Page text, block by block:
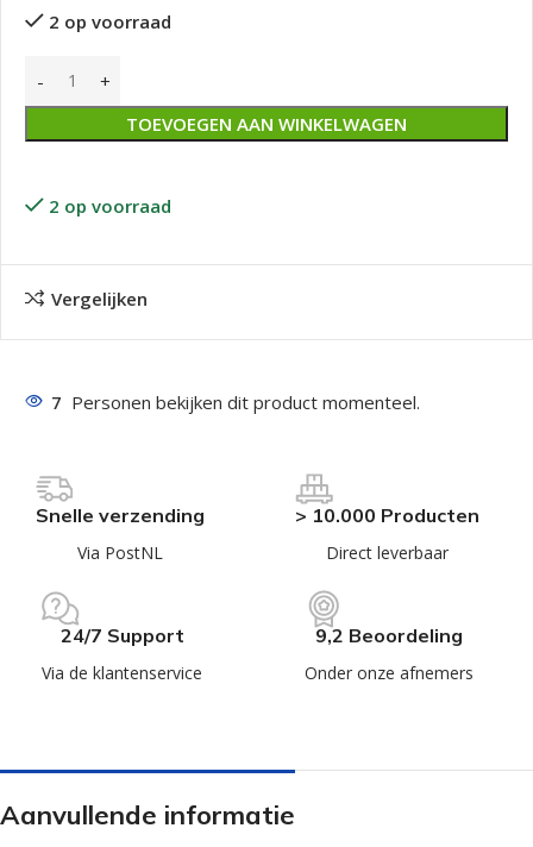
2 op voorraad
TOEVOEGEN AAN WINKELWAGEN
2 op voorraad
Vergelijken
7 Personen bekijken dit product momenteel.
Snelle verzending
Via PostNL
> 10.000 Producten
Direct leverbaar
24/7 Support
Via de klantenservice
9,2 Beoordeling
Onder onze afnemers
Aanvullende informatie